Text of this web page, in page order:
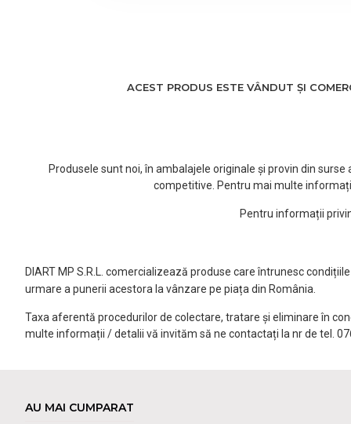
ACEST PRODUS ESTE VÂNDUT ȘI
Produsele sunt noi, în ambalajele originale și provin din
competitive. Pentru mai multe
Pentru informații
DIART MP S.R.L. comercializează produse care întrunesc
urmare a punerii acestora la vânzare pe piața din România.
Taxa aferentă procedurilor de colectare, tratare și eliminare în
multe informații / detalii vă invităm să ne contactați la nr de tel.
AU MAI CUMPARAT